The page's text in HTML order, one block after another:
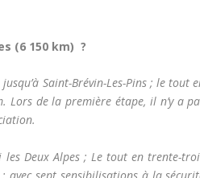
(6 150 km) ?
Saint-Brévin-Les-Pins ; le tout
de la première étape, il n’y a
les Deux Alpes ; Le tout en trente-
sept sensibilisations à la